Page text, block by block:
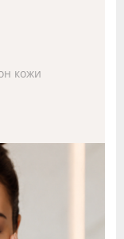
кожи